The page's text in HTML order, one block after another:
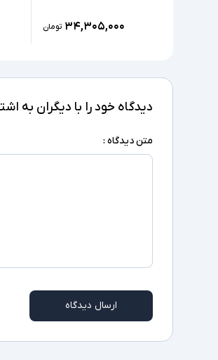
۳۴,۳۰۵,۰۰۰ تومان
دیدگاه خود را با دیگران به
متن دیدگاه :
ارسال دیدگاه